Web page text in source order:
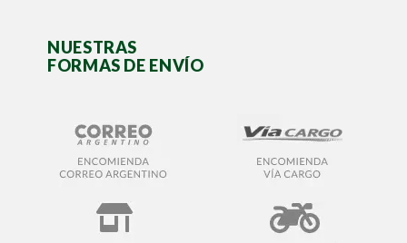
NUESTRAS
FORMAS DE ENVÍO